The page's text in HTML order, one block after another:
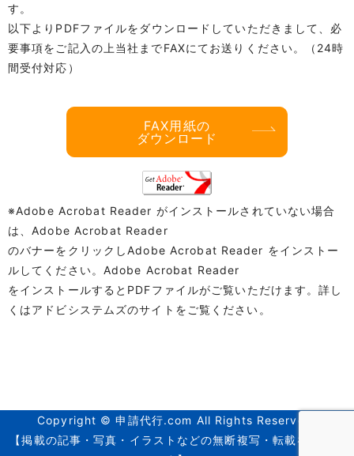
す。
以下よりPDFファイルをダウンロードしていただきまして、必
要事項をご記入の上当社までFAXにてお送りください。（24時
間受付対応）
FAX用紙の
ダウンロード
※Adobe Acrobat Reader がインストールされていない場合
は、Adobe Acrobat Reader
のバナーをクリックしAdobe Acrobat Reader をインストー
ルしてください。Adobe Acrobat Reader
をインストールするとPDFファイルがご覧いただけます。詳し
くはアドビシステムズのサイトをご覧ください。
Copyright © 申請代行.com All Rights Reserved.
【掲載の記事・写真・イラストなどの無断複写・転載を禁じま